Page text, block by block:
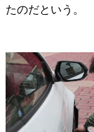
たのだという。